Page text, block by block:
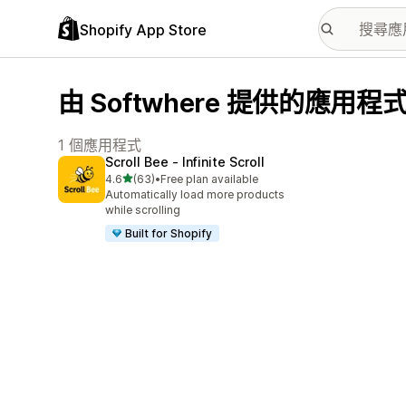
Shopify App Store
由 Softwhere 提供的應用程
1 個應用程式
Scroll Bee ‑ Infinite Scroll
4.6滿分 5 顆星
(63)
共有 63 則評價
•Free plan available
Automatically load more products
while scrolling
Built for Shopify